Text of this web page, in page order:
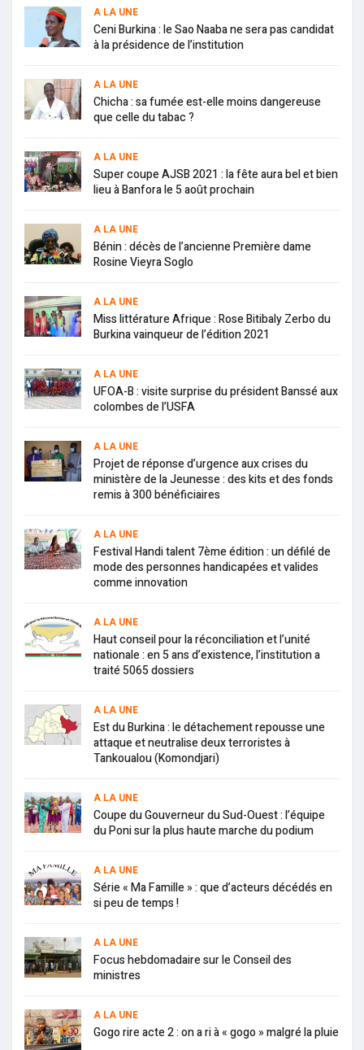
A LA UNE
Ceni Burkina : le Sao Naaba ne sera pas candidat
à la présidence de l’institution
A LA UNE
Chicha : sa fumée est-elle moins dangereuse
que celle du tabac ?
A LA UNE
Super coupe AJSB 2021 : la fête aura bel et bien
lieu à Banfora le 5 août prochain
A LA UNE
Bénin : décès de l’ancienne Première dame
Rosine Vieyra Soglo
A LA UNE
Miss littérature Afrique : Rose Bitibaly Zerbo du
Burkina vainqueur de l’édition 2021
A LA UNE
UFOA-B : visite surprise du président Banssé aux
colombes de l’USFA
A LA UNE
Projet de réponse d’urgence aux crises du
ministère de la Jeunesse : des kits et des fonds
remis à 300 bénéficiaires
A LA UNE
Festival Handi talent 7ème édition : un défilé de
mode des personnes handicapées et valides
comme innovation
A LA UNE
Haut conseil pour la réconciliation et l’unité
nationale : en 5 ans d’existence, l’institution a
traité 5065 dossiers
A LA UNE
Est du Burkina : le détachement repousse une
attaque et neutralise deux terroristes à
Tankoualou (Komondjari)
A LA UNE
Coupe du Gouverneur du Sud-Ouest : l’équipe
du Poni sur la plus haute marche du podium
A LA UNE
Série « Ma Famille » : que d’acteurs décédés en
si peu de temps !
A LA UNE
Focus hebdomadaire sur le Conseil des
ministres
A LA UNE
Gogo rire acte 2 : on a ri à « gogo » malgré la pluie